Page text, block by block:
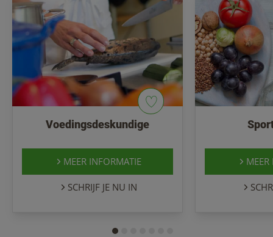
Voedingsdeskundige
MEER INFORMATIE
SCHRIJF JE NU IN